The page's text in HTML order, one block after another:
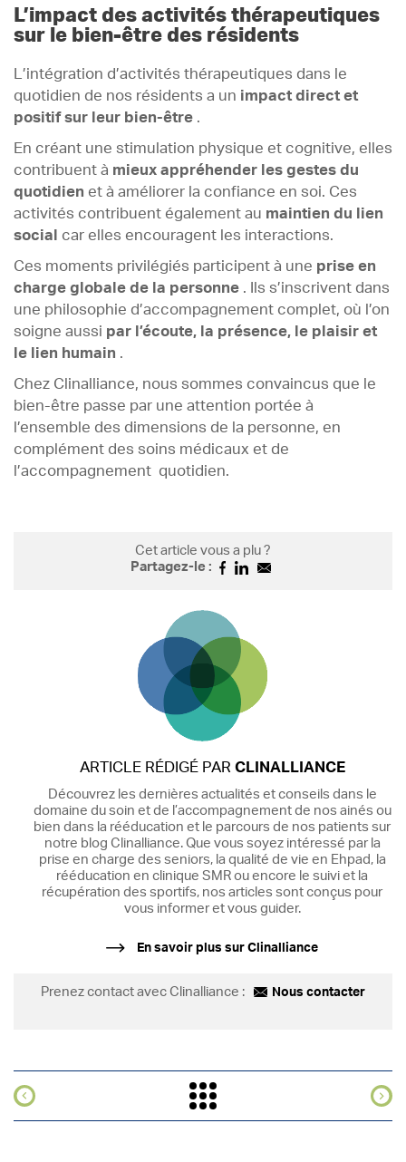
L’impact des activités thérapeutiques
sur le bien-être des résidents
L’intégration d’activités thérapeutiques dans le
quotidien de nos résidents a un impact direct et
positif sur leur bien-être .
En créant une stimulation physique et cognitive, elles
contribuent à mieux appréhender les gestes du
quotidien et à améliorer la confiance en soi. Ces
activités contribuent également au maintien du lien
social car elles encouragent les interactions.
Ces moments privilégiés participent à une prise en
charge globale de la personne . Ils s’inscrivent dans
une philosophie d’accompagnement complet, où l’on
soigne aussi par l’écoute, la présence, le plaisir et
le lien humain .
Chez Clinalliance, nous sommes convaincus que le
bien-être passe par une attention portée à
l’ensemble des dimensions de la personne, en
complément des soins médicaux et de
l’accompagnement quotidien.
Cet article vous a plu ?
Partagez-le :
ARTICLE RÉDIGÉ PAR CLINALLIANCE
Découvrez les dernières actualités et conseils dans le
domaine du soin et de l’accompagnement de nos ainés ou
bien dans la rééducation et le parcours de nos patients sur
notre blog Clinalliance. Que vous soyez intéressé par la
prise en charge des seniors, la qualité de vie en Ehpad, la
rééducation en clinique SMR ou encore le suivi et la
récupération des sportifs, nos articles sont conçus pour
vous informer et vous guider.
En savoir plus sur Clinalliance
Prenez contact avec Clinalliance : Nous contacter